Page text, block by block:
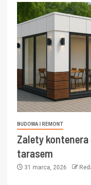
BUDOWA I REMONT
Zalety
tarasem
31 marca, 2026